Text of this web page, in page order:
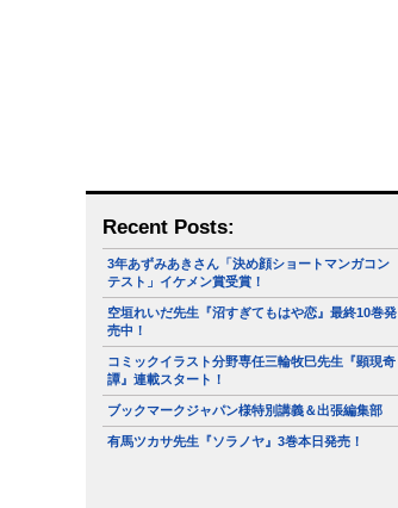
Recent Posts:
3年あずみあきさん「決め顔ショートマンガコン
テスト」イケメン賞受賞！
空垣れいだ先生『沼すぎてもはや恋』最終10巻発
売中！
コミックイラスト分野専任三輪牧巳先生『顕現奇
譚』連載スタート！
ブックマークジャパン様特別講義＆出張編集部
有馬ツカサ先生『ソラノヤ』3巻本日発売！